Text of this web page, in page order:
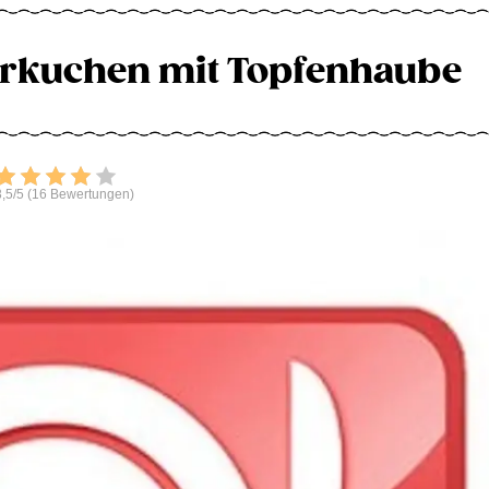
mit Topfenhaube
Bewerten
5 (16 Bewertungen)